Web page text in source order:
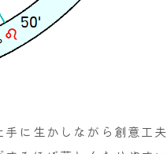
に生かしながら創意工夫